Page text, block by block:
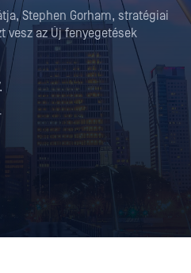
Stephen Gorham, stratégiai
vesz az Új fenyegetések